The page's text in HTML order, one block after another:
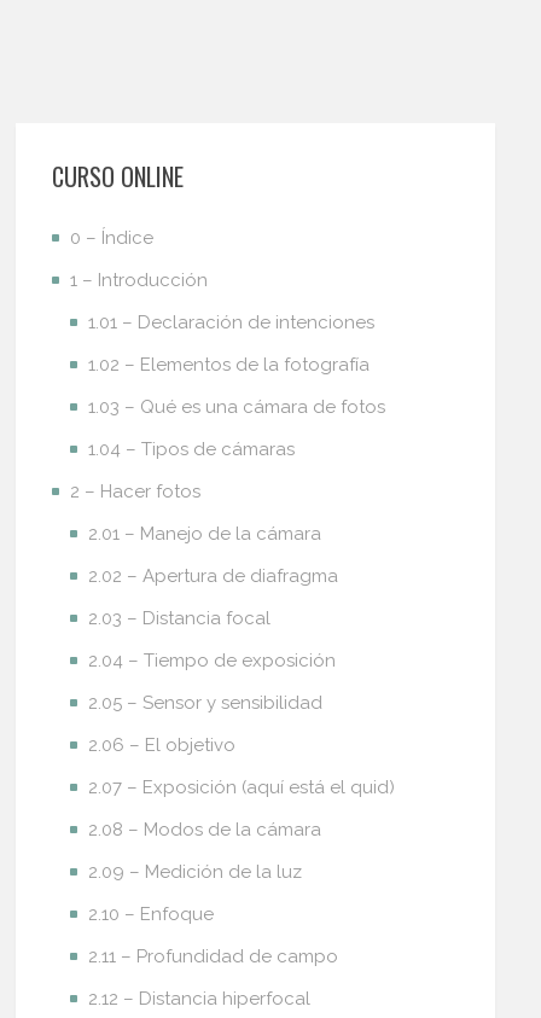
CURSO ONLINE
0 – Índice
1 – Introducción
1.01 – Declaración de intenciones
1.02 – Elementos de la fotografía
1.03 – Qué es una cámara de fotos
1.04 – Tipos de cámaras
2 – Hacer fotos
2.01 – Manejo de la cámara
2.02 – Apertura de diafragma
2.03 – Distancia focal
2.04 – Tiempo de exposición
2.05 – Sensor y sensibilidad
2.06 – El objetivo
2.07 – Exposición (aquí está el quid)
2.08 – Modos de la cámara
2.09 – Medición de la luz
2.10 – Enfoque
2.11 – Profundidad de campo
2.12 – Distancia hiperfocal